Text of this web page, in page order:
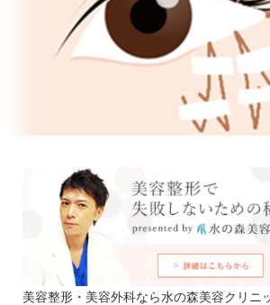
美容整形・美容外科なら水の森美容クリニ